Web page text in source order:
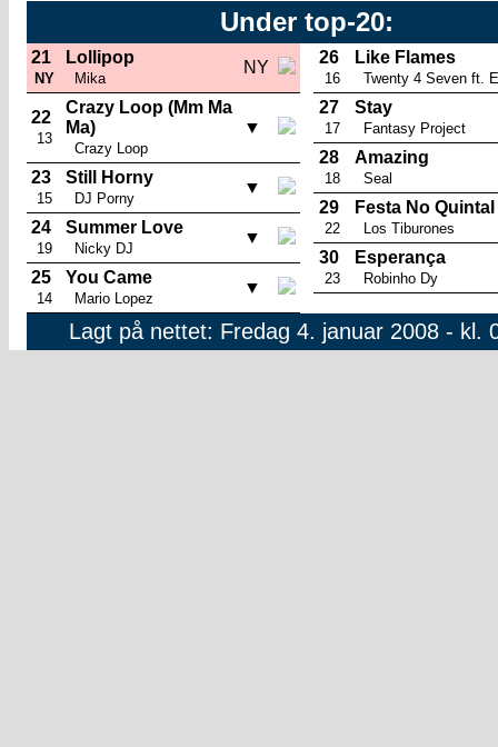
Under top-20:
21
NY
Lollipop
Mika
NY
22
13
Crazy Loop (Mm Ma
Ma)
Crazy Loop
▼
23
15
Still Horny
DJ Porny
▼
24
19
Summer Love
Nicky DJ
▼
25
14
You Came
Mario Lopez
▼
26
16
Like Flames
Twenty 4 Seven ft.
27
17
Stay
Fantasy Project
28
18
Amazing
Seal
29
22
Festa No Quintal
Los Tiburones
30
23
Esperança
Robinho Dy
Lagt på nettet: Fredag 4. januar 2008 - kl.